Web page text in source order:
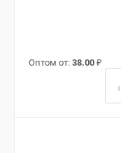
Оптом от: 38.00 ₽